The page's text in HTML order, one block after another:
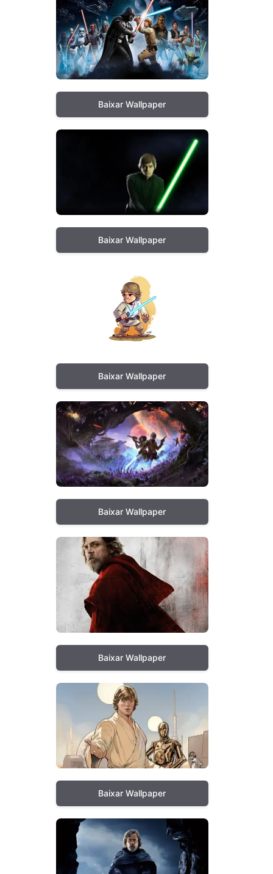
Baixar Wallpaper
Baixar Wallpaper
Baixar Wallpaper
Baixar Wallpaper
Baixar Wallpaper
Baixar Wallpaper